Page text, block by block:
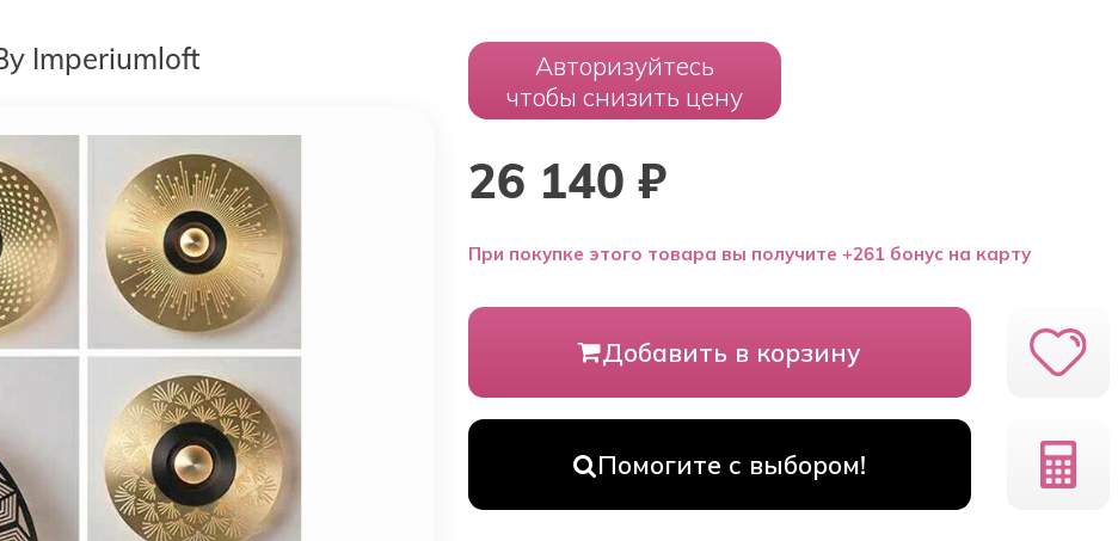
Imperiumloft
Авторизуйтесь
чтобы снизить цену
26 140 ₽
При покупке этого товара вы получите +261 бонус на карту
Добавить в корзину
Помогите с выбором!